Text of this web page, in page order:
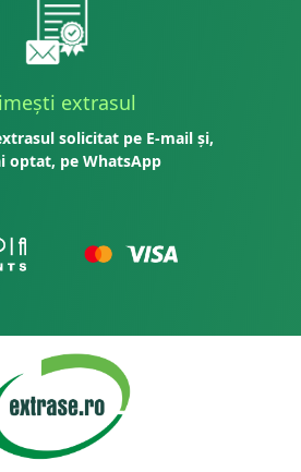
extrasul
solicitat pe E-mail și,
optat, pe WhatsApp